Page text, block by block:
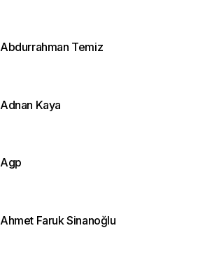
Abdurrahman Temiz
Adnan Kaya
Agp
Ahmet Faruk Sinanoğlu